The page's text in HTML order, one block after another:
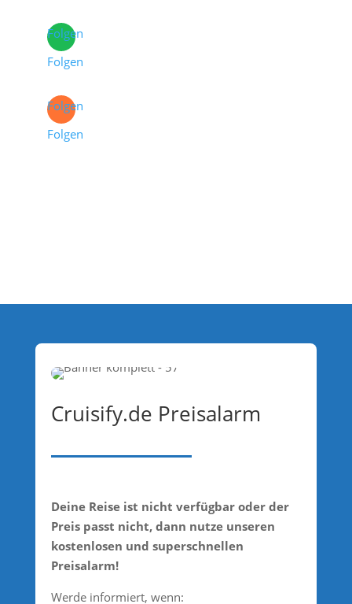
Folgen
Folgen
Folgen
Folgen
Cruisify.de Preisalarm
Deine Reise ist nicht verfügbar oder der
Preis passt nicht, dann nutze unseren
kostenlosen und superschnellen
Preisalarm!
Werde informiert, wenn: